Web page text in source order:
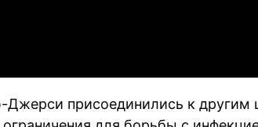
присоединились к другим